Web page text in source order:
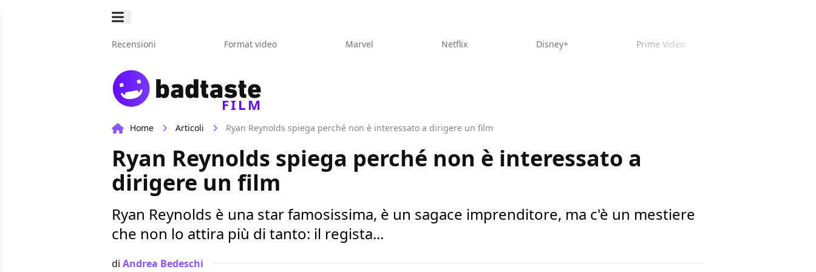
Recensioni Format video Marvel Netflix Disney+ Prime Video
FILM
Home Articoli Ryan Reynolds spiega perché non è interessato a dirigere un film
Ryan Reynolds spiega perché non è interessato a
dirigere un film
Ryan Reynolds è una star famosissima, è un sagace imprenditore, ma c'è un mestiere
che non lo attira più di tanto: il regista...
di Andrea Bedeschi